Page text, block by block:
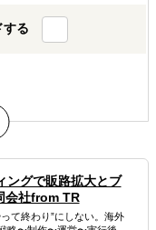
する
ポートします
テルも手配可能
頼可能です
ングで販路拡大とブ
会社from TR
て終わり”にしない。海外